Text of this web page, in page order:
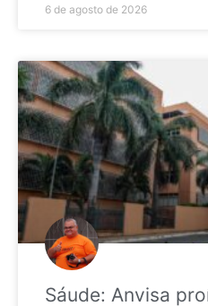
6 de agosto de 2026
Sáude: Anvisa